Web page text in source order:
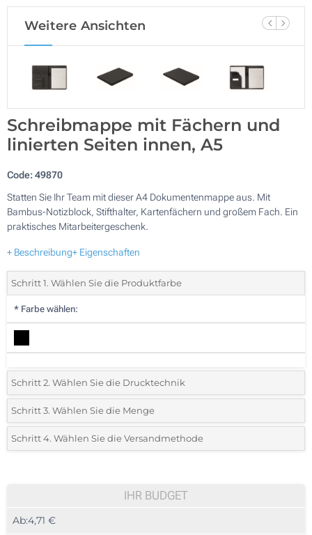
Weitere Ansichten
Schreibmappe mit Fächern und
linierten Seiten innen, A5
Code:49870
Statten Sie Ihr Team mit dieser A4 Dokumentenmappe aus. Mit
Bambus-Notizblock, Stifthalter, Kartenfächern und großem Fach. Ein
praktisches Mitarbeitergeschenk.
+ Beschreibung+ Eigenschaften
Schritt 1. Wählen Sie die Produktfarbe
* Farbe wählen:
Schritt 2. Wählen Sie die Drucktechnik
*Wählen Sie die Druck- und Farbtechniken für Ihr Logo:
1 Farbig (Auf einer Seite)
3 Farbig (Auf einer Seite)
Schritt 3. Wählen Sie die Menge
*Bitte wählen Sie Ihre gewünschte Menge
20
Schritt 4. Wählen Sie die Versandmethode
IHR BUDGET
Ab:4,71 €